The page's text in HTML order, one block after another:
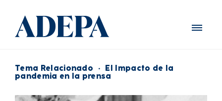
Tema Relacionado · El Impacto de la
pandemia en la prensa